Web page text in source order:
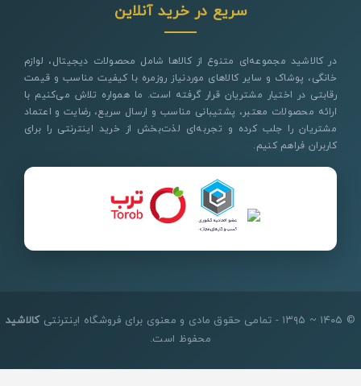
سریع در خرید آنلاین
در کالاشید مجموعه‌ای متنوع از کالاها شامل محصولات دیجیتال، لوازم
خانگی، پوشاک و سایر کالاهای موردنیاز روزمره با کیفیت مناسب و قیمت
رقابتی در اختیار مشتریان قرار گرفته است. ما همواره تلاش می‌کنیم با
ارائه محصولات معتبر، پشتیبانی مناسب و ارسال سریع، رضایت و اعتماد
مشتریان را جلب کرده و تجربه‌ای لذت‌بخش از خرید اینترنتی را برای
کاربران فراهم کنیم.
© ۱۴۰۵ ~ ۱۳۹۵ - تمامی حقوق مادی و معنوی برای فروشگاه اینترنتی
کالاشید
محفوظ است.